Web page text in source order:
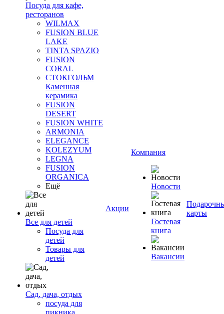
Посуда для кафе,
ресторанов
WILMAX
FUSION BLUE
LAKE
TINTA SPAZIO
FUSION
CORAL
СТОКГОЛЬМ
Каменная
керамика
FUSION
DESERT
FUSION WHITE
ARMONIA
ELEGANCE
KOLEZYUM
LEGNA
FUSION
ORGANICA
Ещё
Все для детей
Посуда для
детей
Товары для
детей
Сад, дача, отдых
посуда для
пикника
Акции
Компания
Новости
Гостевая
книга
Вакансии
карты